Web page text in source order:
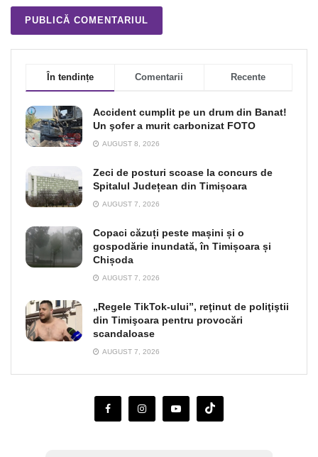
În tendințe Comentarii Recente
Accident cumplit pe un drum din Banat!
Un şofer a murit carbonizat FOTO
AUGUST 8, 2026
Zeci de posturi scoase la concurs de
Spitalul Județean din Timișoara
AUGUST 7, 2026
Copaci căzuți peste mașini și o
gospodărie inundată, în Timișoara și
Chișoda
AUGUST 7, 2026
„Regele TikTok-ului”, reţinut de poliţiştii
din Timişoara pentru provocări
scandaloase
AUGUST 7, 2026